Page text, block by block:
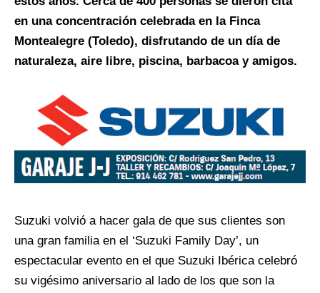
en una concentración celebrada en la Finca
Montealegre (Toledo), disfrutando de un día de
naturaleza, aire libre, piscina, barbacoa y amigos.
Suzuki volvió a hacer gala de que sus clientes son
una gran familia en el ‘Suzuki Family Day’, un
espectacular evento en el que Suzuki Ibérica celebró
su vigésimo aniversario al lado de los que son la